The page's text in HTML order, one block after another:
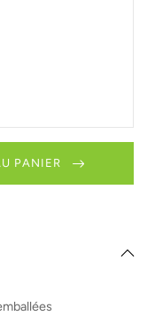
PANIER